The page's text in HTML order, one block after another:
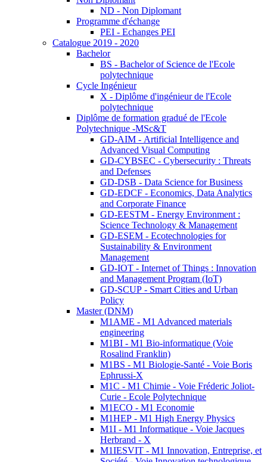
ND - Non Diplomant
Programme d'échange
PEI - Echanges PEI
Catalogue 2019 - 2020
Bachelor
BS - Bachelor of Science de l'Ecole
polytechnique
Cycle Ingénieur
X - Diplôme d'ingénieur de l'Ecole
polytechnique
Diplôme de formation gradué de l'Ecole
Polytechnique -MSc&T
GD-AIM - Artificial Intelligence and
Advanced Visual Computing
GD-CYBSEC - Cybersecurity : Threats
and Defenses
GD-DSB - Data Science for Business
GD-EDCF - Economics, Data Analytics
and Corporate Finance
GD-EESTM - Energy Environment :
Science Technology & Management
GD-ESEM - Ecotechnologies for
Sustainability & Environment
Management
GD-IOT - Internet of Things : Innovation
and Management Program (IoT)
GD-SCUP - Smart Cities and Urban
Policy
Master (DNM)
M1AME - M1 Advanced materials
engineering
M1BI - M1 Bio-informatique (Voie
Rosalind Franklin)
M1BS - M1 Biologie-Santé - Voie Boris
Ephrussi-X
M1C - M1 Chimie - Voie Fréderic Joliot-
Curie - Ecole Polytechnique
M1ECO - M1 Economie
M1HEP - M1 High Energy Physics
M1I - M1 Informatique - Voie Jacques
Herbrand - X
M1IESVIT - M1 Innovation, Entreprise, et